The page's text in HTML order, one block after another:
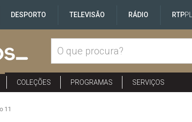
DESPORTO TELEVISÃO RÁDIO RTP
COLEÇÕES PROGRAMAS SERVIÇOS
11